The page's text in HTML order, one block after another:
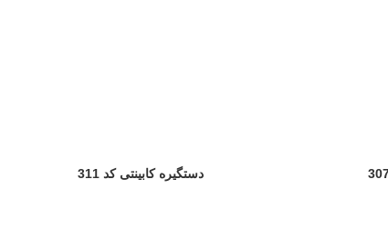
دستگیره کابینتی کد 311